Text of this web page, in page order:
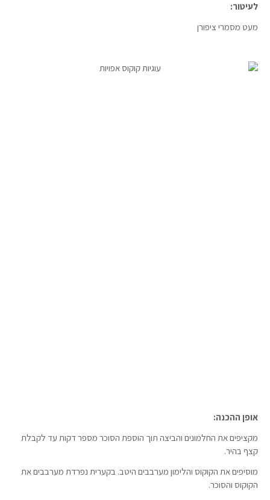
לעיטור:
מעט מסמרי ציפורן
אופן ההכנה:
מקציפים את החלמונים והביצה תוך הוספת הסוכר מספר דקות עד לקבלת
קצף בהיר.
מוסיפים את הקוקוס והלימון מערבבים היטב. בקערית נפרדת מערבבים את
הקוקוס והסוכר.